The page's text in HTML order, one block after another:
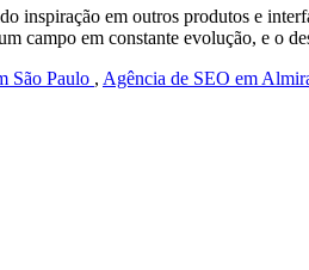
inspiração em outros produtos e
campo em constante evolução, e o
São Paulo , Agência de SEO em